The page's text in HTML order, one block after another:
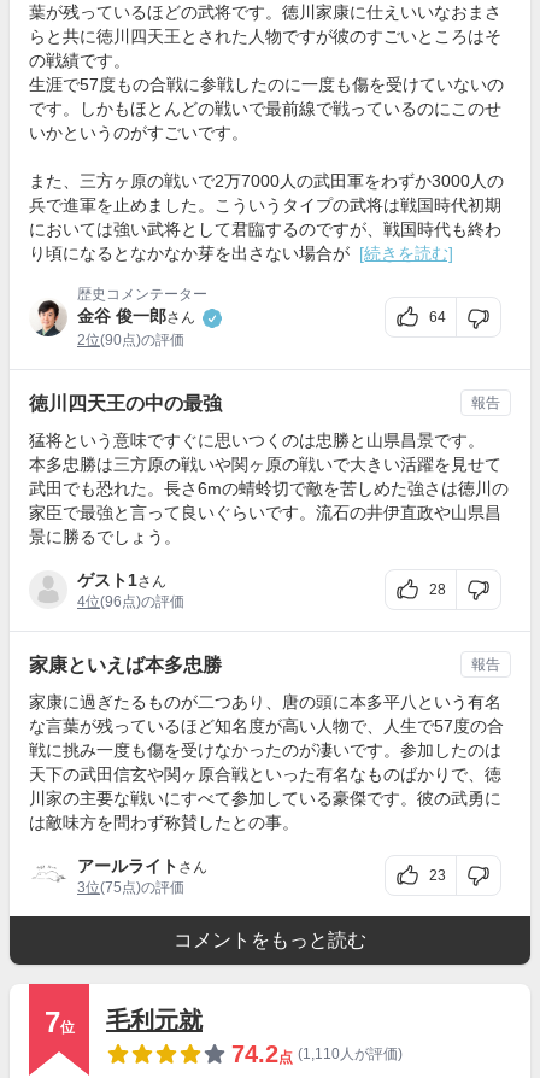
葉が残っているほどの武将です。徳川家康に仕えいいなおまさ
らと共に徳川四天王とされた人物ですが彼のすごいところはそ
の戦績です。
生涯で57度もの合戦に参戦したのに一度も傷を受けていないの
です。しかもほとんどの戦いで最前線で戦っているのにこのせ
いかというのがすごいです。
また、三方ヶ原の戦いで2万7000人の武田軍をわずか3000人の
兵で進軍を止めました。こういうタイプの武将は戦国時代初期
においては強い武将として君臨するのですが、戦国時代も終わ
り頃になるとなかなか芽を出さない場合が [続きを読む]
歴史コメンテーター
金谷 俊一郎さん
2位(90点)の評価
64
徳川四天王の中の最強
猛将という意味ですぐに思いつくのは忠勝と山県昌景です。
本多忠勝は三方原の戦いや関ヶ原の戦いで大きい活躍を見せて
武田でも恐れた。長さ6mの蜻蛉切で敵を苦しめた強さは徳川の
家臣で最強と言って良いぐらいです。流石の井伊直政や山県昌
景に勝るでしょう。
ゲスト1さん
4位(96点)の評価
28
報告
家康といえば本多忠勝
家康に過ぎたるものが二つあり、唐の頭に本多平八という有名
な言葉が残っているほど知名度が高い人物で、人生で57度の合
戦に挑み一度も傷を受けなかったのが凄いです。参加したのは
天下の武田信玄や関ヶ原合戦といった有名なものばかりで、徳
川家の主要な戦いにすべて参加している豪傑です。彼の武勇に
は敵味方を問わず称賛したとの事。
アールライト さん
3位(75点)の評価
23
報告
コメントをもっと読む
7位
毛利元就
74.2点 (1,110人が評価)